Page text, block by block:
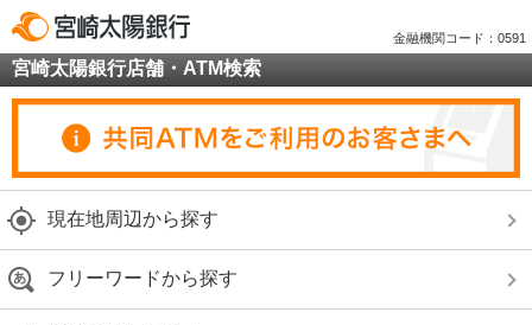
金融機関コード：0591
宮崎太陽銀行店舗・ATM検索
現在地周辺から探す
フリーワードから探す